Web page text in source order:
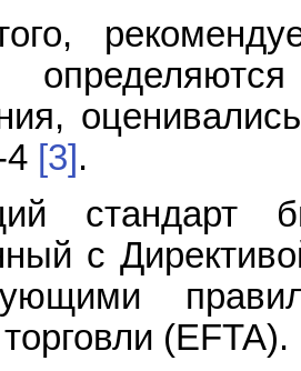
[3] .
стандарт
с
(EFTA).